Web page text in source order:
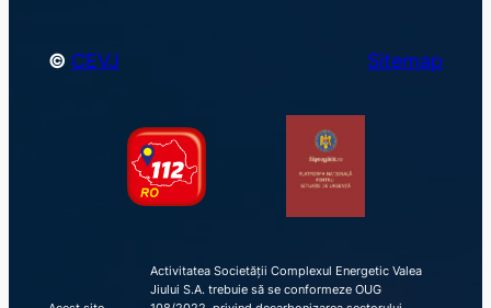
© CEVJ Sitemap
Activitatea Societății Complexul Energetic Valea
Jiului S.A. trebuie să se conformeze OUG